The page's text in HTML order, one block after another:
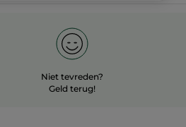
Niet tevreden?
Geld terug!